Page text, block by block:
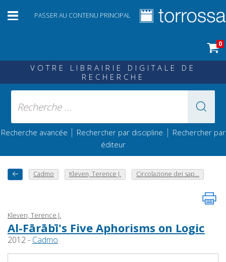
PASSER AU CONTENU PRINCIPAL
0
VOTRE LIBRAIRIE DIGITALE DE
RECHERCHE
Recherche avancée | Rechercher par discipline | Rechercher par
éditeur
Cadmo Kleven, Terence J. Circolazione dei sap...
Kleven, Terence J.
Al-Fārābī's Five Aphorisms on Logic
2012 - Cadmo